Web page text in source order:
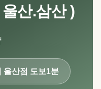
산.삼산 )
울산점 도보1분